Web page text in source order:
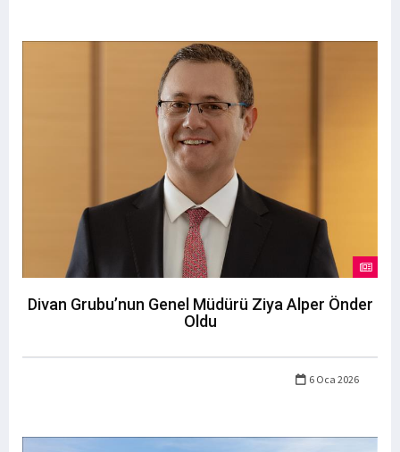
Divan Grubu’nun Genel Müdürü Ziya Alper Önder
Oldu
6 Oca 2026